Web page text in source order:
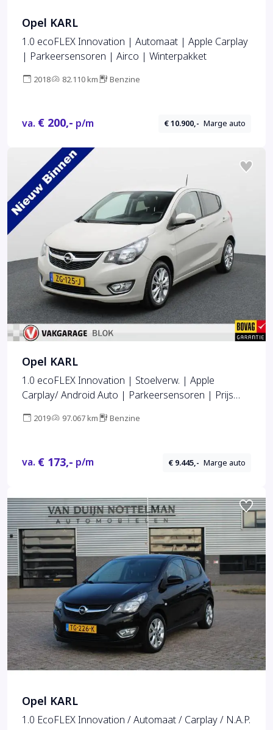
Opel KARL
1.0 ecoFLEX Innovation | Automaat | Apple Carplay
| Parkeersensoren | Airco | Winterpakket
2018 82.110 km Benzine
va. € 200,- p/m € 10.900,- Marge auto
Opel KARL
1.0 ecoFLEX Innovation | Stoelverw. | Apple
Carplay/ Android Auto | Parkeersensoren | Prijs
2019 97.067 km Benzine
va. € 173,- p/m € 9.445,- Marge auto
Opel KARL
1.0 EcoFLEX Innovation / Automaat / Carplay / N.A.P.